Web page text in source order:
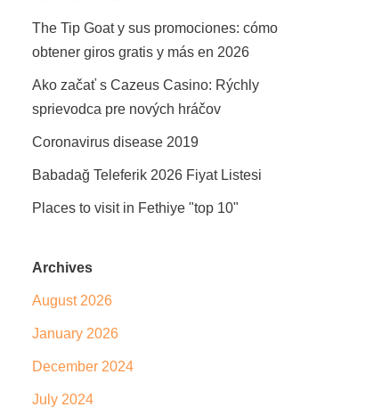
The Tip Goat y sus promociones: cómo
obtener giros gratis y más en 2026
Ako začať s Cazeus Casino: Rýchly
sprievodca pre nových hráčov
Coronavirus disease 2019
Babadağ Teleferik 2026 Fiyat Listesi
Places to visit in Fethiye "top 10"
Archives
August 2026
January 2026
December 2024
July 2024